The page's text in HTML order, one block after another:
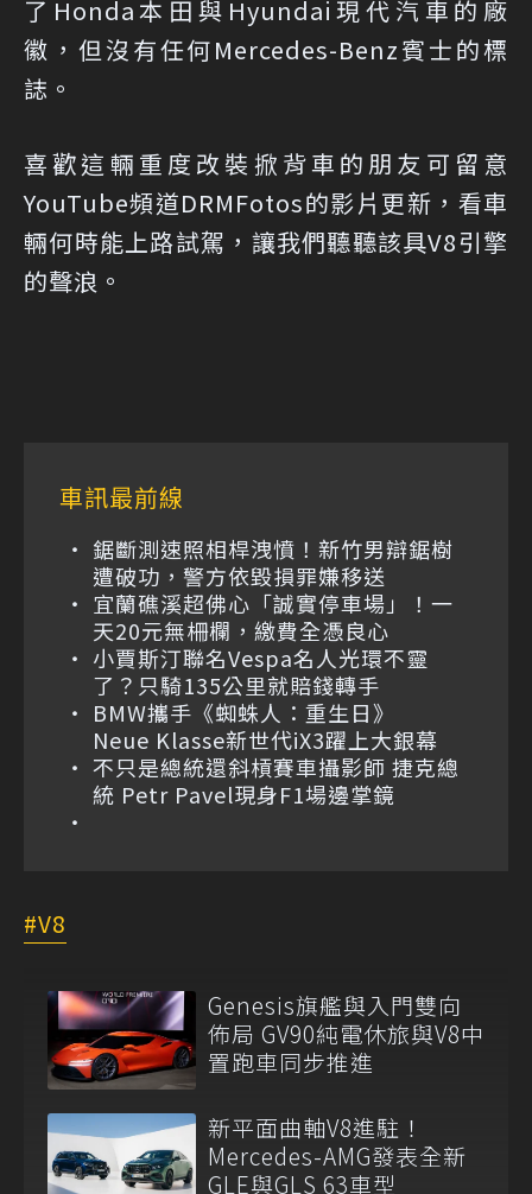
了Honda本田與Hyundai現代汽車的廠
徽，但沒有任何Mercedes-Benz賓士的標
誌。
喜歡這輛重度改裝掀背車的朋友可留意
YouTube頻道DRMFotos的影片更新，看車
輛何時能上路試駕，讓我們聽聽該具V8引擎
的聲浪。
車訊最前線
鋸斷測速照相桿洩憤！新竹男辯鋸樹
遭破功，警方依毀損罪嫌移送
宜蘭礁溪超佛心「誠實停車場」！一
天20元無柵欄，繳費全憑良心
小賈斯汀聯名Vespa名人光環不靈
了？只騎135公里就賠錢轉手
BMW攜手《蜘蛛人：重生日》
Neue Klasse新世代iX3躍上大銀幕
不只是總統還斜槓賽車攝影師 捷克總
統 Petr Pavel現身F1場邊掌鏡
V8
Genesis旗艦與入門雙向
佈局 GV90純電休旅與V8中
置跑車同步推進
新平面曲軸V8進駐！
Mercedes-AMG發表全新
GLE與GLS 63車型